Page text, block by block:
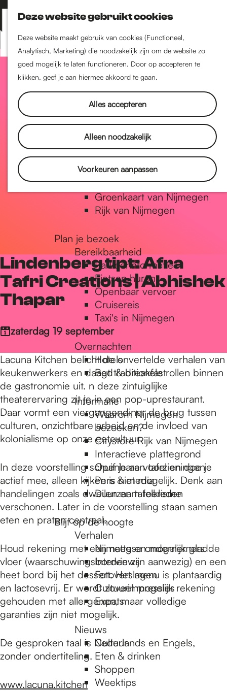
Deze website gebruikt cookies
Deze website maakt gebruik van cookies (Functioneel,
Analytisch, Marketing) die noodzakelijk zijn om de website zo
goed mogelijk te laten functioneren. Door op accepteren te
klikken, geef je aan hiermee akkoord te gaan.
Alles accepteren
Alleen noodzakelijk
Voorkeuren aanpassen
Z
o
e
k
e
K
a
a
r
t
M
e
n
Nijmegen-Nieuw-West
Nijmegen-Oud-West
Dukenburg
Lindenholt
Historie
De oudste stad van
Nederland
Historische tijdlijn
Romeinse Limes
Vrede van Nijmegen Penning
Natuur in Nijmegen
Groenkaart van Nijmegen
Rijk van Nijmegen
Plan je bezoek
Bereikbaarheid
Parkeerinformatie
Fietsen huren
Openbaar vervoer
Cruisereis
Taxi's in Nijmegen
Overnachten
Hotels
Bed & breakfast
Informatie
Waarom Nijmegen
bezoeken?
Citystore Rijk van Nijmegen
Interactieve plattegrond
Openbare voorzieningen
Pers & media
Duurzaam toerisme
Blijf op de hoogte
Verhalen
Nijmeegse ondernemers
Interviews
Fotoverslagen
Cultuurimpressies
Expats
Nieuws
Cultuur
Eten & drinken
Shoppen
Weektips
Lindenberg tipt: Afra
Tafri Creations | Abhishek
Thapar
zaterdag 19 september
Lacuna Kitchen belicht de onvertelde verhalen van
keukenwerkers en daagt traditionele rollen binnen
de gastronomie uit. n deze zintuiglijke
theaterervaring zit je in een pop-uprestaurant.
Daar vormt een viergangendiner de brug tussen
culturen, onzichtbare arbeid en de invloed van
kolonialisme op onze eetcultuur.
In deze voorstelling schuif je aan tafel en doe je
actief mee, alleen kijken is niet mogelijk. Denk aan
handelingen zoals dweilen en tafelkleden
verschonen. Later in de voorstelling staan samen
eten en praten centraal.
Houd rekening met een natte en mogelijk gladde
vloer (waarschuwingsborden zijn aanwezig) en een
heet bord bij het dessert. Het menu is plantaardig
en lactosevrij. Er wordt zoveel mogelijk rekening
gehouden met allergenen, maar volledige
garanties zijn niet mogelijk.
De gesproken taal is Nederlands en Engels,
zonder ondertiteling.
www.lacuna.kitchen